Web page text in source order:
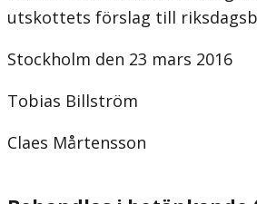
utskottets förslag till
Stockholm den 23 mars 2016
Tobias Billström
Claes Mårtensson